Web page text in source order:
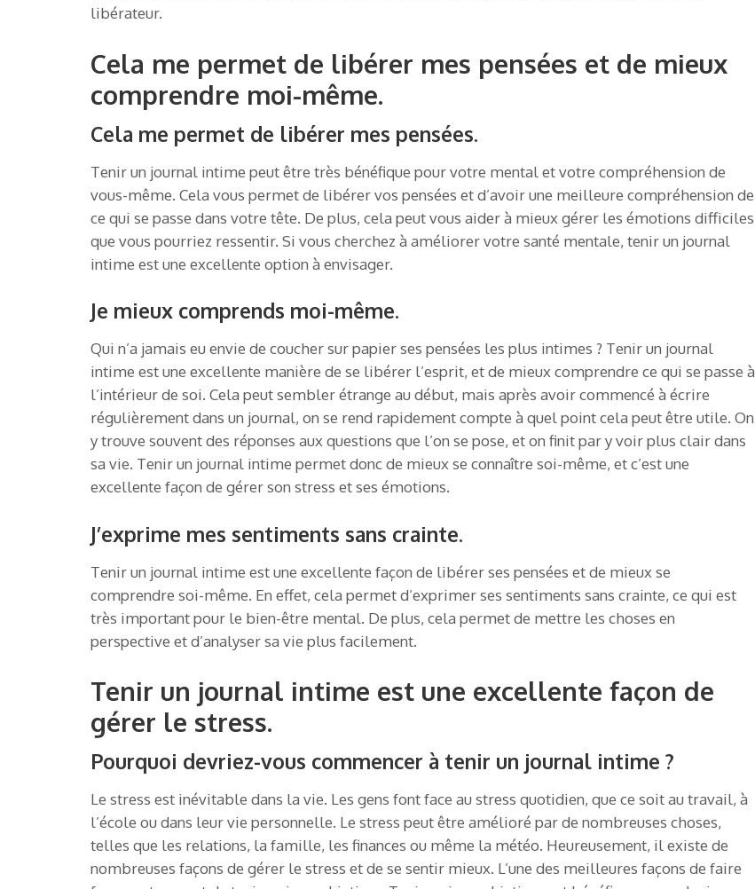
libérateur.
Cela me permet de libérer mes pensées et de mieux
comprendre moi-même.
Cela me permet de libérer mes pensées.
Tenir un journal intime peut être très bénéfique pour votre mental et votre compréhension de
vous-même. Cela vous permet de libérer vos pensées et d’avoir une meilleure compréhension de
ce qui se passe dans votre tête. De plus, cela peut vous aider à mieux gérer les émotions difficiles
que vous pourriez ressentir. Si vous cherchez à améliorer votre santé mentale, tenir un journal
intime est une excellente option à envisager.
Je mieux comprends moi-même.
Qui n’a jamais eu envie de coucher sur papier ses pensées les plus intimes ? Tenir un journal
intime est une excellente manière de se libérer l’esprit, et de mieux comprendre ce qui se passe à
l’intérieur de soi. Cela peut sembler étrange au début, mais après avoir commencé à écrire
régulièrement dans un journal, on se rend rapidement compte à quel point cela peut être utile. On
y trouve souvent des réponses aux questions que l’on se pose, et on finit par y voir plus clair dans
sa vie. Tenir un journal intime permet donc de mieux se connaître soi-même, et c’est une
excellente façon de gérer son stress et ses émotions.
J’exprime mes sentiments sans crainte.
Tenir un journal intime est une excellente façon de libérer ses pensées et de mieux se
comprendre soi-même. En effet, cela permet d’exprimer ses sentiments sans crainte, ce qui est
très important pour le bien-être mental. De plus, cela permet de mettre les choses en
perspective et d’analyser sa vie plus facilement.
Tenir un journal intime est une excellente façon de
gérer le stress.
Pourquoi devriez-vous commencer à tenir un journal intime ?
Le stress est inévitable dans la vie. Les gens font face au stress quotidien, que ce soit au travail, à
l’école ou dans leur vie personnelle. Le stress peut être amélioré par de nombreuses choses,
telles que les relations, la famille, les finances ou même la météo. Heureusement, il existe de
nombreuses façons de gérer le stress et de se sentir mieux. L’une des meilleures façons de faire